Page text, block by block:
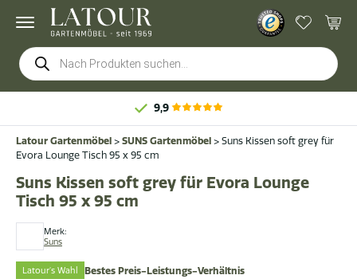
Products
search
9,9
Latour Gartenmöbel > SUNS Gartenmöbel > Suns Kissen soft grey für
Evora Lounge Tisch 95 x 95 cm
Merk:
Suns
Suns Kissen soft grey für Evora Lounge
Tisch 95 x 95 cm
Latour's Wahl Bestes Preis-Leistungs-Verhältnis